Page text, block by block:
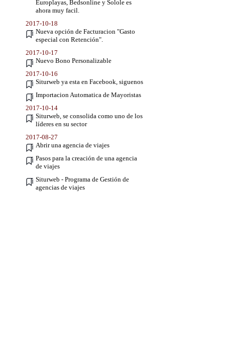
Europlayas, Bedsonline y Solole es
ahora muy facil.
2017-10-18
Nueva opción de Facturacion "Gasto
especial con Retención".
2017-10-17
Nuevo Bono Personalizable
2017-10-16
Siturweb ya esta en Facebook, siguenos
Importacion Automatica de Mayoristas
2017-10-14
Siturweb, se consolida como uno de los
líderes en su sector
2017-08-27
Abrir una agencia de viajes
Pasos para la creación de una agencia
de viajes
Siturweb - Programa de Gestión de
agencias de viajes